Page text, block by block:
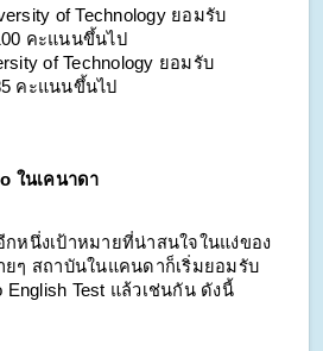
of Technology ยอมรับ
คะแนนขึ้นไป
of Technology ยอมรับ
คะแนนขึ้นไป
ในเคนาดา
กหนึ่งเป้าหมายที่น่าสนใจในแง่ของ
ๆ สถาบันในแคนดาก็เริ่มยอมรับ
Test แล้วเช่นกัน ดังนี้